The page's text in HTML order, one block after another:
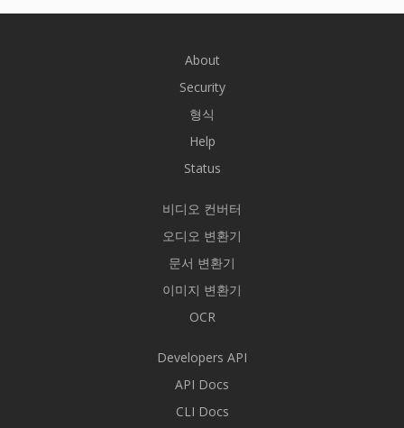
About
Security
형식
Help
Status
비디오 컨버터
오디오 변환기
문서 변환기
이미지 변환기
OCR
Developers API
API Docs
CLI Docs